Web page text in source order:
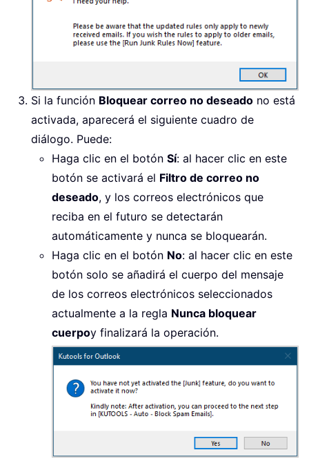
Si la función Bloquear correo no deseado no está
activada, aparecerá el siguiente cuadro de
diálogo. Puede:
Haga clic en el botón Sí: al hacer clic en este
botón se activará el Filtro de correo no
deseado, y los correos electrónicos que
reciba en el futuro se detectarán
automáticamente y nunca se bloquearán.
Haga clic en el botón No: al hacer clic en este
botón solo se añadirá el cuerpo del mensaje
de los correos electrónicos seleccionados
actualmente a la regla Nunca bloquear
cuerpoy finalizará la operación.